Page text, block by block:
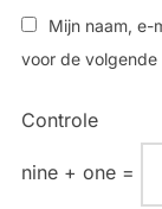
Mijn naam, e-
voor de
Controle
nine + one =